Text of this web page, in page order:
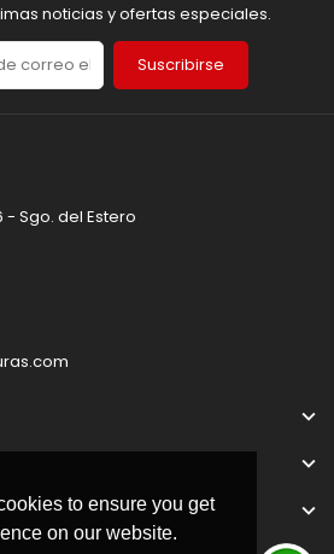
to ensure you get
on our website.
noticias y ofertas especiales.
Suscribirse
- Sgo. del Estero